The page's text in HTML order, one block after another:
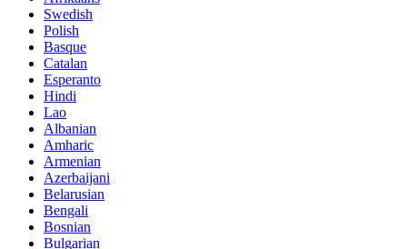
Swedish
Polish
Basque
Catalan
Esperanto
Hindi
Lao
Albanian
Amharic
Armenian
Azerbaijani
Belarusian
Bengali
Bosnian
Bulgarian